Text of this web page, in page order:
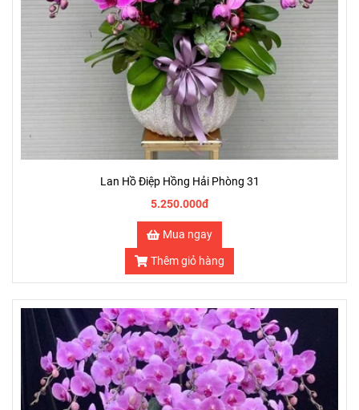
Lan Hồ Điệp Hồng Hải Phòng 31
5.250.000đ
Mua ngay
Thêm giỏ hàng